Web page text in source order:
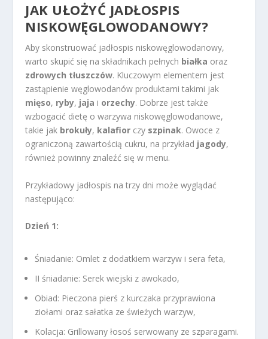
JAK UŁOŻYĆ JADŁOSPIS
NISKOWĘGLOWODANOWY?
Aby skonstruować jadłospis niskowęglowodanowy,
warto skupić się na składnikach pełnych białka oraz
zdrowych tłuszczów. Kluczowym elementem jest
zastąpienie węglowodanów produktami takimi jak
mięso, ryby, jaja i orzechy. Dobrze jest także
wzbogacić dietę o warzywa niskowęglowodanowe,
takie jak brokuły, kalafior czy szpinak. Owoce z
ograniczoną zawartością cukru, na przykład jagody,
również powinny znaleźć się w menu.
Przykładowy jadłospis na trzy dni może wyglądać
następująco:
Dzień 1:
Śniadanie: Omlet z dodatkiem warzyw i sera feta,
II śniadanie: Serek wiejski z awokado,
Obiad: Pieczona pierś z kurczaka przyprawiona
ziołami oraz sałatka ze świeżych warzyw,
Kolacja: Grillowany łosoś serwowany ze szparagami.